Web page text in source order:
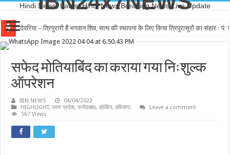
Hindi News, Latest Hindi News,Breaking News,Live Update
देवरिया – त्रिपुरारी हैं भगवान शिव, सत्य की स्थापना के लिए किया त्रिपुरासुरों का संहार : पं.
सफेद मोतियाबिंद का कराया गया निःशुल्क
ऑपरेशन
IBN NEWS
04/04/2022
HIGHLIGHT,उत्तर प्रदेश,फरीदाबाद,ब्रेकिंग,हरियाणा
Leave a comment
567 Views